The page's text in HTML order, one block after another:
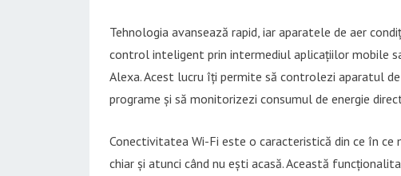
Tehnologia avansează rapid, iar aparatele de aer
control inteligent prin intermediul aplicațiilor mobile
Alexa. Acest lucru îți permite să controlezi aparatul
programe și să monitorizezi consumul de energie
Conectivitatea Wi-Fi este o caracteristică din ce în
chiar și atunci când nu ești acasă. Această